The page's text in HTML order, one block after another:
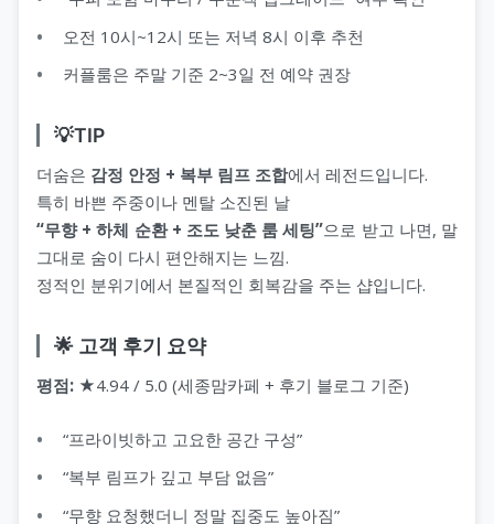
오전 10시~12시 또는 저녁 8시 이후 추천
커플룸은 주말 기준 2~3일 전 예약 권장
💡TIP
더숨은 감정 안정 + 복부 림프 조합에서 레전드입니다.
특히 바쁜 주중이나 멘탈 소진된 날
“무향 + 하체 순환 + 조도 낮춘 룸 세팅”으로 받고 나면, 말
그대로 숨이 다시 편안해지는 느낌.
정적인 분위기에서 본질적인 회복감을 주는 샵입니다.
🌟 고객 후기 요약
평점: ★4.94 / 5.0 (세종맘카페 + 후기 블로그 기준)
“프라이빗하고 고요한 공간 구성”
“복부 림프가 깊고 부담 없음”
“무향 요청했더니 정말 집중도 높아짐”